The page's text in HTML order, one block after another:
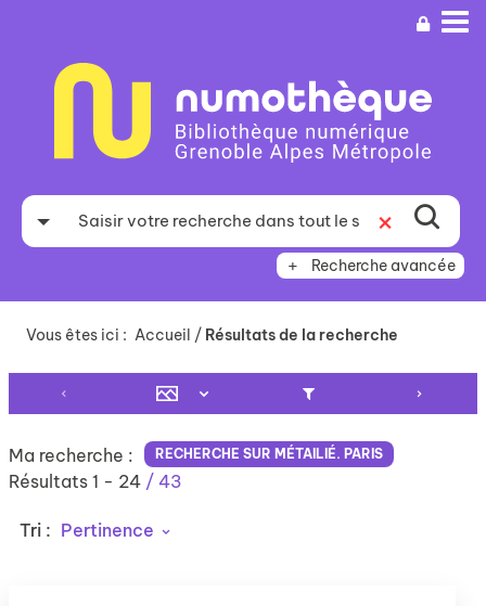
recherche
Recherche avancée
Vous êtes ici : Accueil / Résultats de la recherche
Ma recherche : RECHERCHE SUR MÉTAILIÉ. PARIS
Résultats 1 - 24 / 43
Tri : Pertinence